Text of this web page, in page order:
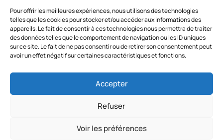
Pour offrir les meilleures expériences, nous utilisons des technologies
telles que les cookies pour stocker et/ou accéder aux informations des
appareils. Le fait de consentir à ces technologies nous permettra de traiter
des données telles que le comportement de navigation ou les ID uniques
sur ce site. Le fait de ne pas consentir ou de retirer son consentement peut
avoir un effet négatif sur certaines caractéristiques et fonctions.
Accepter
Refuser
Voir les préférences
Mentions légales
Confidentialité des données
Conditions générales de vente et d'utilisation
Contact téléphonique : +33(0)9 78 80 18 35
Solution de gestion de CFA